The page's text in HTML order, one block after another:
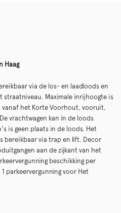
Haag
via de los- en laadloods en
straatniveau. Maximale inrijhoogte is
vanaf het Korte Voorhout, vooruit,
vrachtwagen kan in de loods
is geen plaats in de loods. Het
bereikbaar via trap en lift. Decor
aan de zijkant van het
beschikking per
parkeervergunning voor Het